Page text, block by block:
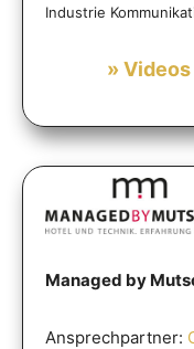
Industrie
» Videos
Managed by
Ansprechpartner: